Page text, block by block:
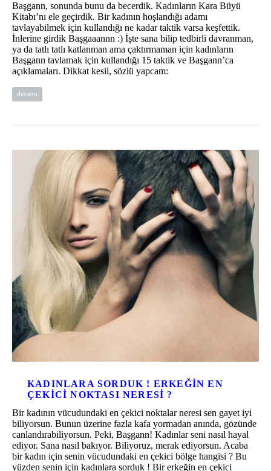
Başgann, sonunda bunu da becerdik. Kadınların Kara Büyü
Kitabı’nı ele geçirdik. Bir kadının hoşlandığı adamı
tavlayabilmek için kullandığı ne kadar taktik varsa keşfettik.
İnlerine girdik Başgaaannn :) İşte sana bilip tedbirli davranman,
ya da tatlı tatlı katlanman ama çaktırmaman için kadınların
Başgann tavlamak için kullandığı 15 taktik ve Başgann’ca
açıklamaları. Dikkat kesil, sözlü yapcam:
devamı
KADINLARA SORDUK ! ERKEĞIN EN
ÇEKICI NOKTASI NERESI ?
Bir kadının vücudundaki en çekici noktalar neresi sen gayet iyi
biliyorsun. Bunun üzerine fazla kafa yormadan anında, gözünde
canlandırabiliyorsun. Peki, Başgann! Kadınlar seni nasıl hayal
ediyor. Sana nasıl bakıyor. Biliyoruz, merak ediyorsun. Acaba
bir kadın için senin vücudundaki en çekici bölge hangisi ? Bu
yüzden senin için kadınlara sorduk ! Bir erkeğin en çekici